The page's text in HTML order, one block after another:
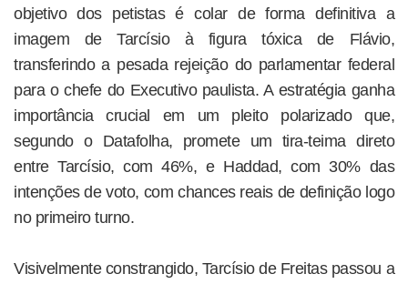
objetivo dos petistas é colar de forma definitiva a
imagem de Tarcísio à figura tóxica de Flávio,
transferindo a pesada rejeição do parlamentar federal
para o chefe do Executivo paulista. A estratégia ganha
importância crucial em um pleito polarizado que,
segundo o Datafolha, promete um tira-teima direto
entre Tarcísio, com 46%, e Haddad, com 30% das
intenções de voto, com chances reais de definição logo
no primeiro turno.
Visivelmente constrangido, Tarcísio de Freitas passou a